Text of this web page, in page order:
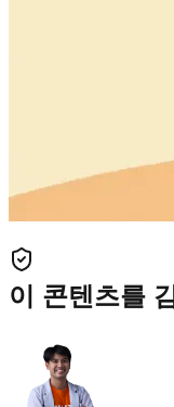
이 콘텐츠를